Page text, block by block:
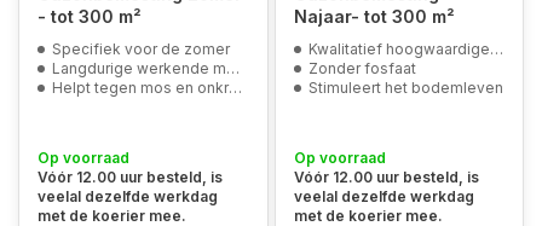
- tot 300 m²
Specifiek voor de zomer
Langdurige werkende meststof
Helpt tegen mos en onkruid
Op voorraad
Vóór 12.00 uur besteld, is
veelal dezelfde werkdag
met de koerier mee.
Najaar- tot 300 m²
Kwalitatief hoogwaardige organische bronnen
Zonder fosfaat
Stimuleert het bodemleven
Op voorraad
Vóór 12.00 uur besteld, is
veelal dezelfde werkdag
met de koerier mee.